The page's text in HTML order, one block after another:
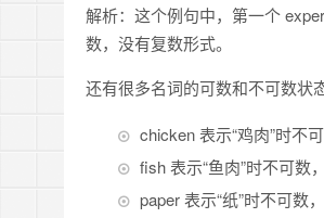
解析：这个例句中，第一个
数，没有复数形式。
还有很多名词的可数和不可数状
chicken 表示“鸡肉”时不
fish 表示“鱼肉”时不可数
paper 表示“纸”时不可数